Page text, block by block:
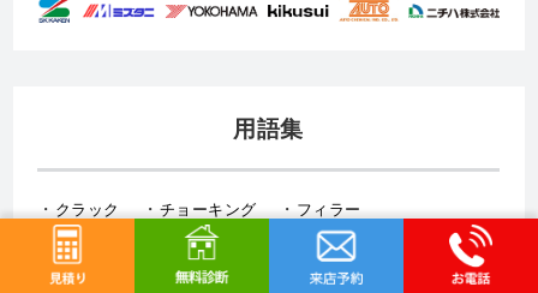
用語集
クラック チョーキング
フィラー
プライマー（シーラー）
サイディング
ALC（エーエルシー/パワーボード）
水性塗料
シーリング（コーキング）工事